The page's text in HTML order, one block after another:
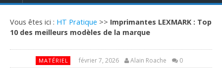
Vous êtes ici : HT Pratique >> Imprimantes LEXMARK : Top
10 des meilleurs modèles de la marque
MATÉRIEL février 7, 2026 Alain Roache 0